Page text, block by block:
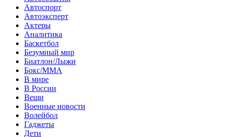
Автоспорт
Автоэксперт
Актеры
Аналитика
Баскетбол
Безумный мир
Биатлон/Лыжи
Бокс/MMA
В мире
В России
Вещи
Военные новости
Волейбол
Гаджеты
Дети